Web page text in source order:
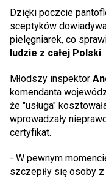
Dzięki poczcie
sceptyków
pielęgniarek, co
ludzie z całej Polski.
Młodszy inspektor
komendanta
że "usługa"
wprowadzały
certyfikat.
- W pewnym
szczepiły się osoby z